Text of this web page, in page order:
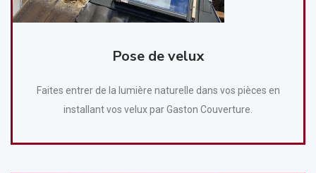
Pose de velux
Faites entrer de la lumière naturelle dans vos pièces en
installant vos velux par Gaston Couverture.